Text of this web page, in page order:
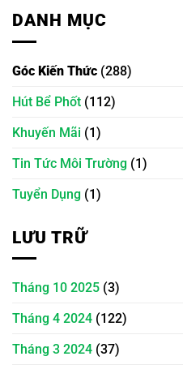
DANH MỤC
Góc Kiến Thức (288)
Hút Bể Phốt (112)
Khuyến Mãi (1)
Tin Tức Môi Trường (1)
Tuyển Dụng (1)
LƯU TRỮ
Tháng 10 2025 (3)
Tháng 4 2024 (122)
Tháng 3 2024 (37)